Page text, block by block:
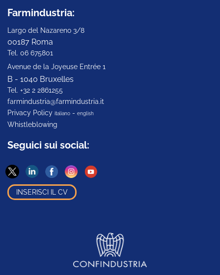
Farmindustria:
Largo del Nazareno 3/8
00187 Roma
Tel. 06 675801
Avenue de la Joyeuse Entrée 1
B - 1040 Bruxelles
Tel. +32 2 2861255
farmindustria@farmindustria.it
Privacy Policy italiano - english
Whistleblowing
Seguici sui social:
INSERISCI IL CV